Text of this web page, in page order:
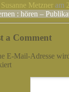
Susanne Metzner am
: hören –
a Comment
E-Mail-Adresse